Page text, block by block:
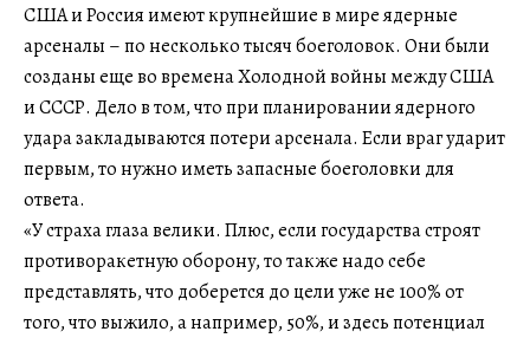
США и Россия имеют крупнейшие в мире ядерные
арсеналы – по несколько тысяч боеголовок. Они были
созданы еще во времена Холодной войны между США
и СССР. Дело в том, что при планировании ядерного
удара закладываются потери арсенала. Если враг ударит
первым, то нужно иметь запасные боеголовки для
ответа.
«У страха глаза велики. Плюс, если государства строят
противоракетную оборону, то также надо себе
представлять, что доберется до цели уже не 100% от
того, что выжило, а например, 50%, и здесь потенциал